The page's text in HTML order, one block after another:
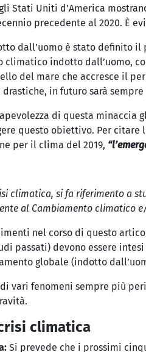
Stati Uniti d’America
precedente al 2020. È
dall’uomo è stato definito
climatico indotto dall’uomo,
del mare che accresce il
in futuro sarà
di questa
questo obiettivo. Per
per il clima del 2019,
climatica, si fa riferimento a
al Cambiamento climatico
nel corso di questo
passati) devono essere
globale (indotto
vari fenomeni sempre più
climatica
Si prevede che i prossimi